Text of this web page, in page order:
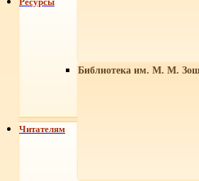
Библиотека им. М. М.
Читателям